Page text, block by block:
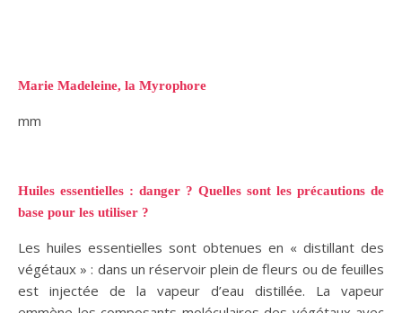
Marie Madeleine, la Myrophore
mm
Huiles essentielles : danger ? Quelles sont les précautions de
base pour les utiliser ?
Les huiles essentielles sont obtenues en « distillant des
végétaux » : dans un réservoir plein de fleurs ou de feuilles
est injectée de la vapeur d’eau distillée. La vapeur